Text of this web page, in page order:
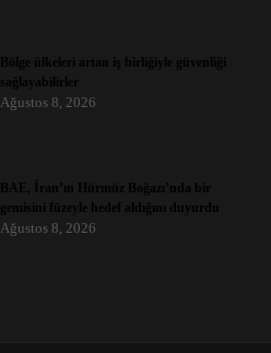
Bölge ülkeleri artan iş birliğiyle güvenliği
sağlayabilirler
Ağustos 8, 2026
BAE, İran’ın Hürmüz Boğazı’nda bir
gemisini füzeyle hedef aldığını duyurdu
Ağustos 8, 2026